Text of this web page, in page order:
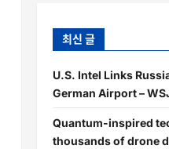
최신 글
U.S. Intel Links
German Airport –
Quantum-inspired
thousands of drone